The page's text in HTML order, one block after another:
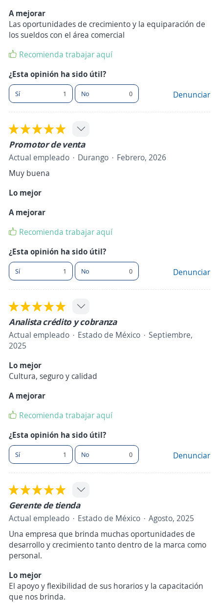
A mejorar
Las oportunidades de crecimiento y la equiparación de
los sueldos con el área comercial
Recomienda trabajar aquí
¿Esta opinión ha sido útil?
Sí 1 No 0 Denunciar
Promotor de venta
Actual empleado Durango
Febrero, 2026
Muy buena
Lo mejor
A mejorar
Recomienda trabajar aquí
¿Esta opinión ha sido útil?
Sí 1 No 0 Denunciar
Analista crédito y cobranza
Actual empleado Estado de México
Septiembre,
2025
Lo mejor
Cultura, seguro y calidad
A mejorar
Recomienda trabajar aquí
¿Esta opinión ha sido útil?
Sí 1 No 0 Denunciar
Gerente de tienda
Actual empleado Estado de México
Agosto, 2025
Una empresa que brinda muchas oportunidades de
desarrollo y crecimiento tanto dentro de la marca como
personal.
Lo mejor
El apoyo y flexibilidad de sus horarios y la capacitación
que nos brinda.